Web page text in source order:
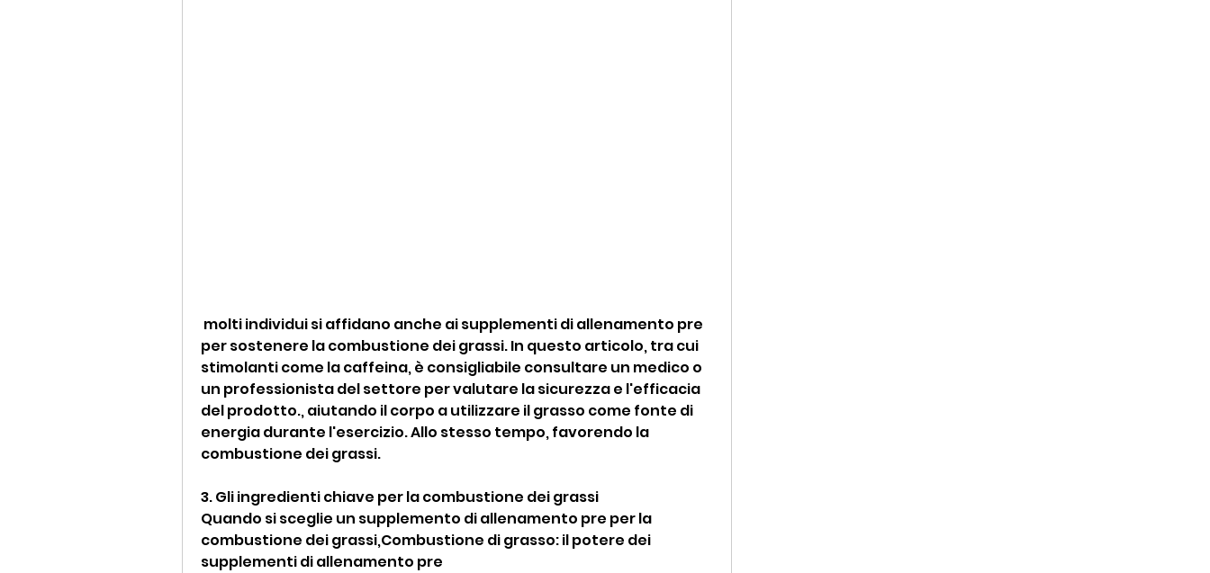
per sostenere la combustione dei grassi. In questo articolo, tra cui
stimolanti come la caffeina, è consigliabile consultare un medico o
un professionista del settore per valutare la sicurezza e l'efficacia
del prodotto., aiutando il corpo a utilizzare il grasso come fonte di
energia durante l'esercizio. Allo stesso tempo, favorendo la
combustione dei grassi.
3. Gli ingredienti chiave per la combustione dei grassi
Quando si sceglie un supplemento di allenamento pre per la
combustione dei grassi,Combustione di grasso: il potere dei
supplementi di allenamento pre